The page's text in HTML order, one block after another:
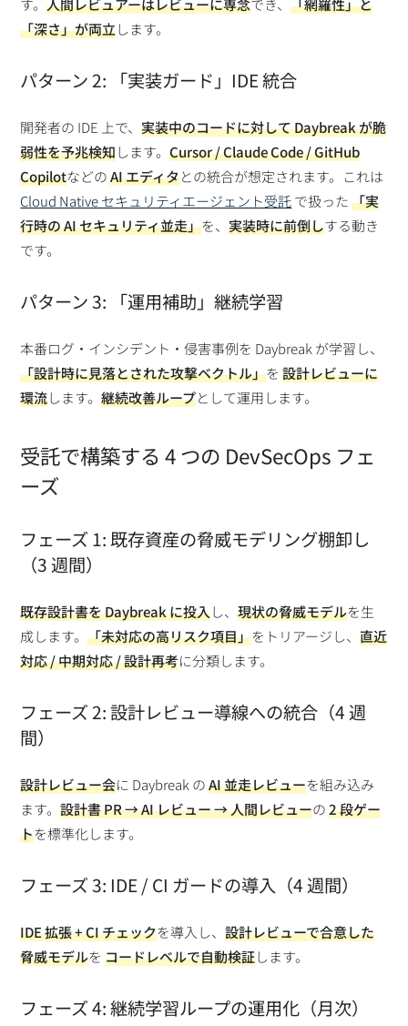
す。人間レビュアーはレビューに専念でき、「網羅性」と
「深さ」が両立します。
パターン 2: 「実装ガード」IDE 統合
開発者の IDE 上で、実装中のコードに対して Daybreak が脆
弱性を予兆検知します。Cursor / Claude Code / GitHub
CopilotなどのAI エディタとの統合が想定されます。これは
Cloud Native セキュリティエージェント受託で扱った「実
行時の AI セキュリティ並走」を、実装時に前倒しする動き
です。
パターン 3: 「運用補助」継続学習
本番ログ・インシデント・侵害事例を Daybreak が学習し、
「設計時に見落とされた攻撃ベクトル」を設計レビューに
環流します。継続改善ループとして運用します。
受託で構築する 4 つの DevSecOps フェ
ーズ
フェーズ 1: 既存資産の脅威モデリング棚卸し
（3 週間）
既存設計書を Daybreak に投入し、現状の脅威モデルを生
成します。「未対応の高リスク項目」をトリアージし、直近
対応 / 中期対応 / 設計再考に分類します。
フェーズ 2: 設計レビュー導線への統合（4 週
間）
設計レビュー会に Daybreak のAI 並走レビューを組み込み
ます。設計書 PR → AI レビュー → 人間レビューの2 段ゲー
トを標準化します。
フェーズ 3: IDE / CI ガードの導入（4 週間）
IDE 拡張 + CI チェックを導入し、設計レビューで合意した
脅威モデルをコードレベルで自動検証します。
フェーズ 4: 継続学習ループの運用化（月次）